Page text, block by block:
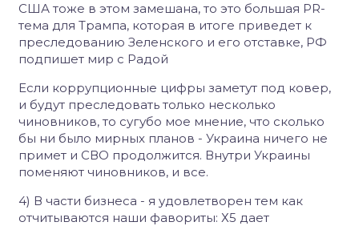
США тоже в этом замешана, то это большая PR-
тема для Трампа, которая в итоге приведет к
преследованию Зеленского и его отставке, РФ
подпишет мир с Радой
Если коррупционные цифры заметут под ковер,
и будут преследовать только несколько
чиновников, то сугубо мое мнение, что сколько
бы ни было мирных планов - Украина ничего не
примет и СВО продолжится. Внутри Украины
поменяют чиновников, и все.
4) В части бизнеса - я удовлетворен тем как
отчитываются наши фавориты: Х5 дает